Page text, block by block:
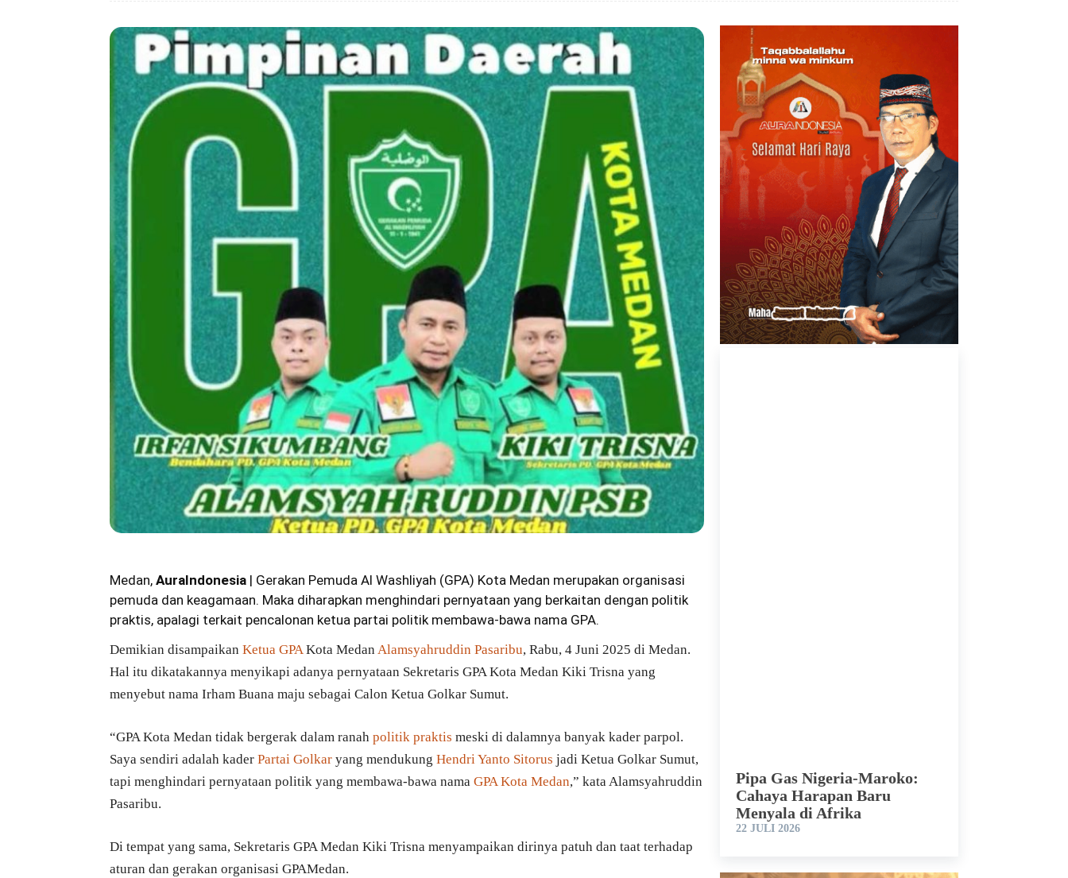
Medan, AuraIndonesia | Gerakan Pemuda Al Washliyah (GPA) Kota Medan merupakan organisasi
pemuda dan keagamaan. Maka diharapkan menghindari pernyataan yang berkaitan dengan politik
praktis, apalagi terkait pencalonan ketua partai politik membawa-bawa nama GPA.
Demikian disampaikan Ketua GPAKota Medan Alamsyahruddin Pasaribu, Rabu, 4 Juni 2025 di Medan.
Hal itu dikatakannya menyikapi adanya pernyataan Sekretaris GPA Kota Medan Kiki Trisna yang
menyebut nama Irham Buana maju sebagai Calon Ketua Golkar Sumut.
“GPA Kota Medan tidak bergerak dalam ranah politik praktis meski di dalamnya banyak kader parpol.
Saya sendiri adalah kader Partai Golkar yang mendukung Hendri Yanto Sitorus jadi Ketua Golkar Sumut,
tapi menghindari pernyataan politik yang membawa-bawa nama GPA Kota Medan,” kata Alamsyahruddin
Pasaribu.
Di tempat yang sama, Sekretaris GPA Medan Kiki Trisna menyampaikan dirinya patuh dan taat terhadap
aturan dan gerakan organisasi GPAMedan.
Pipa Gas Nigeria-Maroko:
Cahaya Harapan Baru
Menyala di Afrika
22 JULI 2026